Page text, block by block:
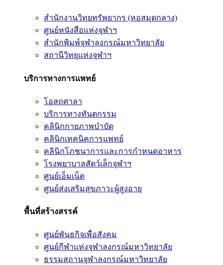
สำนักงานวิทยทรัพยากร (หอสมุดกลาง)
ศูนย์หนังสือแห่งจุฬาฯ
สำนักพิมพ์จุฬาลงกรณ์มหาวิทยาลัย
สถานีวิทยุแห่งจุฬาฯ
บริการทางการแพทย์
โอสถศาลา
บริการทางทันตกรรม
คลินิกกายภาพบำบัด
คลินิกเทคนิคการแพทย์
คลินิกโภชนาการและการกำหนดอาหาร
โรงพยาบาลสัตว์เล็กจุฬาฯ
ศูนย์เอ็มเน็ต
ศูนย์ส่งเสริมสุขภาวะผู้สูงอายุ
พื้นที่สร้างสรรค์
ศูนย์พันธกิจเพื่อสังคม
ศูนย์กีฬาแห่งจุฬาลงกรณ์มหาวิทยาลัย
ธรรมสถานจุฬาลงกรณ์มหาวิทยาลัย